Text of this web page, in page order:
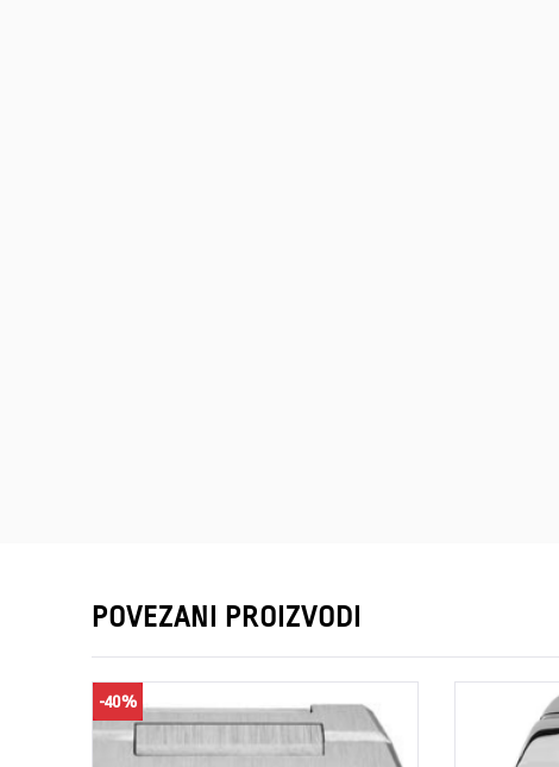
POVEZANI PROIZVODI
-40%